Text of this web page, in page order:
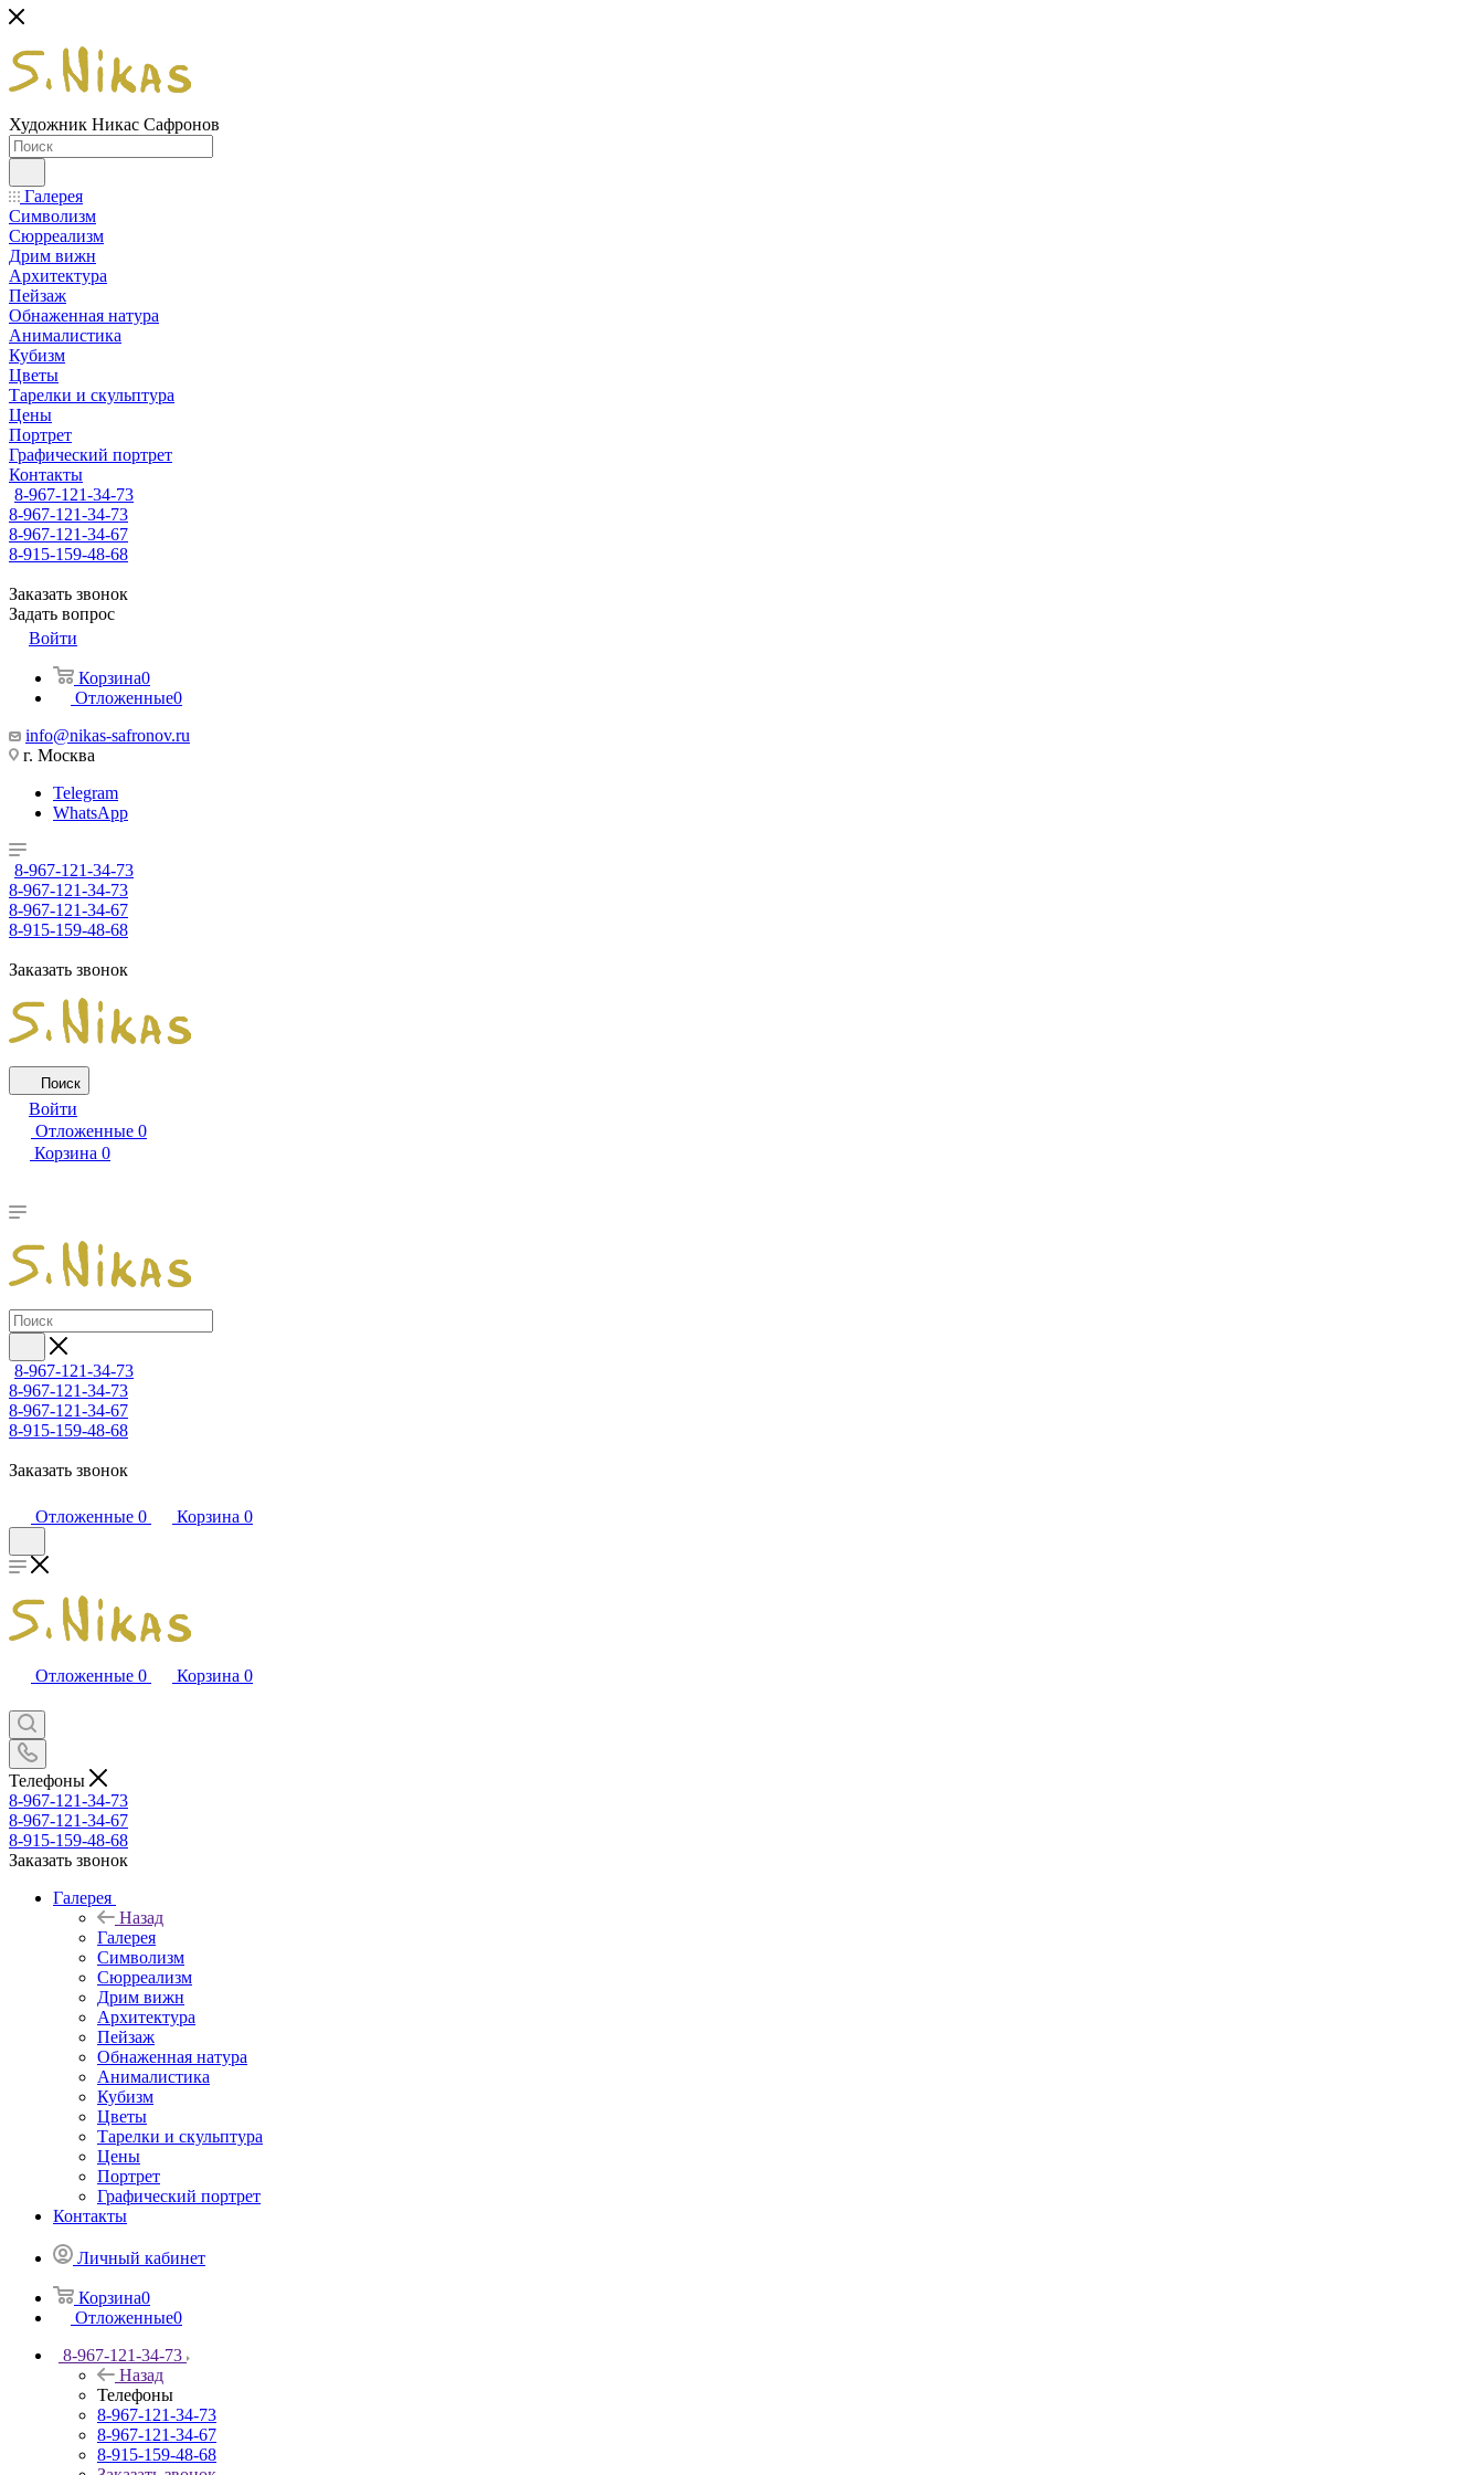
Художник Никас Сафронов
Галерея
Символизм
Сюрреализм
Дрим вижн
Архитектура
Пейзаж
Обнаженная натура
Анималистика
Кубизм
Цветы
Тарелки и скульптура
Цены
Портрет
Графический портрет
Контакты
8-967-121-34-73
8-967-121-34-73
8-967-121-34-67
8-915-159-48-68
Заказать звонок
Задать вопрос
Войти
Корзина0
Отложенные0
info@nikas-safronov.ru
г. Москва
Telegram
WhatsApp
8-967-121-34-73
8-967-121-34-73
8-967-121-34-67
8-915-159-48-68
Заказать звонок
Поиск
Войти
Отложенные 0
Корзина 0
8-967-121-34-73
8-967-121-34-73
8-967-121-34-67
8-915-159-48-68
Заказать звонок
Отложенные 0 Корзина 0
Отложенные 0 Корзина 0
Телефоны
8-967-121-34-73
8-967-121-34-67
8-915-159-48-68
Заказать звонок
Галерея
Назад
Галерея
Символизм
Сюрреализм
Дрим вижн
Архитектура
Пейзаж
Обнаженная натура
Анималистика
Кубизм
Цветы
Тарелки и скульптура
Цены
Портрет
Графический портрет
Контакты
Личный кабинет
Корзина0
Отложенные0
8-967-121-34-73
Назад
Телефоны
8-967-121-34-73
8-967-121-34-67
8-915-159-48-68